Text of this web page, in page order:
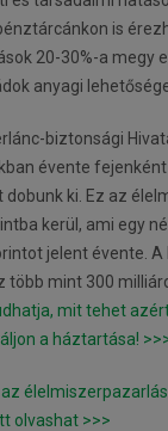
is
20-30%-a megy
anyagi
biztonsági
évente fejenként
ki. Ez az
kerül, ami egy
jelent évente. A
több mint 300
mit tehet
a háztartása!
olvashat >>>